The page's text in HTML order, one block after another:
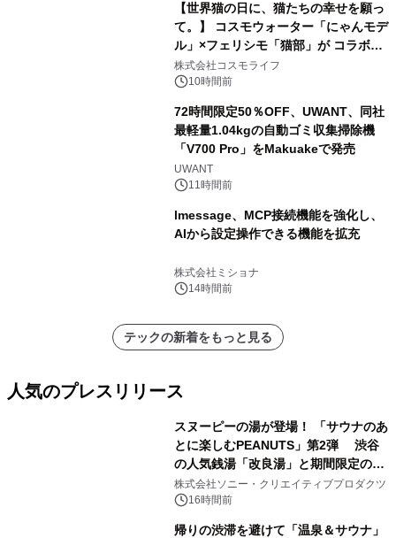
【世界猫の日に、猫たちの幸せを願っ
て。】 コスモウォーター「にゃんモデ
ル」×フェリシモ「猫部」が コラボキ
ャンペーンを実施
株式会社コスモライフ
10時間前
72時間限定50％OFF、UWANT、同社
最軽量1.04kgの自動ゴミ収集掃除機
「V700 Pro」をMakuakeで発売
UWANT
11時間前
lmessage、MCP接続機能を強化し、
AIから設定操作できる機能を拡充
株式会社ミショナ
14時間前
テックの新着をもっと見る
人気のプレスリリース
スヌーピーの湯が登場！ 「サウナのあ
とに楽しむPEANUTS」第2弾 渋谷
の人気銭湯「改良湯」と期間限定のコ
ラボレーション サウナイキタイコラ
ボグッズも発売決定！
株式会社ソニー・クリエイティブプロダクツ
16時間前
帰りの渋滞を避けて「温泉＆サウナ」